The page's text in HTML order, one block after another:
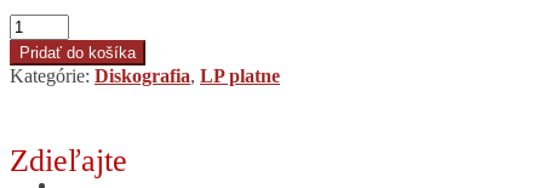
množstvo
LP
platňa
-
Bez
udania
Pridať do košíka
Kategórie: Diskografia, LP platne
Zdieľajte